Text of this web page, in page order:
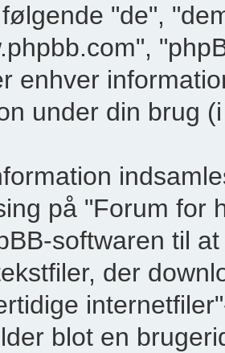
"de",
enhver
under din brug
på "Forum for
softwaren til
der
blot en